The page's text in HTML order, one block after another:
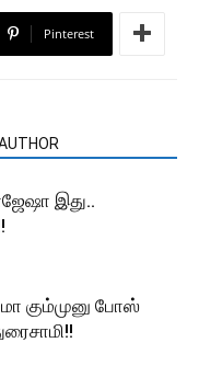
Pinterest
இது..
கும்முனு போஸ்